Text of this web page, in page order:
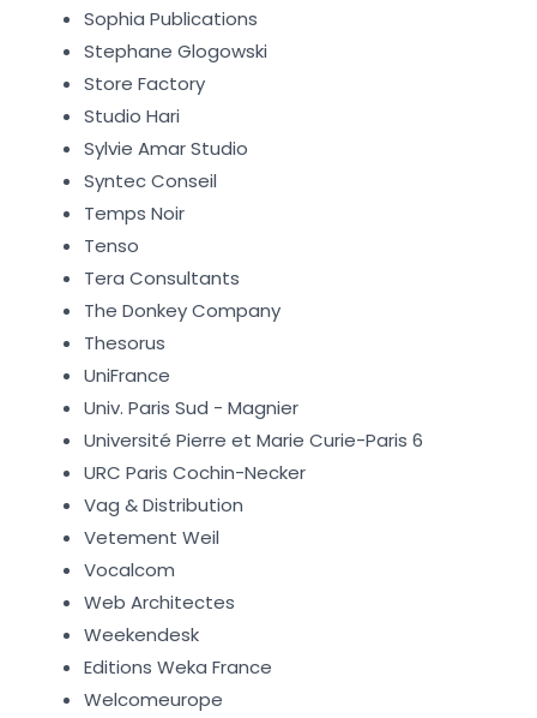
Sophia Publications
Stephane Glogowski
Store Factory
Studio Hari
Sylvie Amar Studio
Syntec Conseil
Temps Noir
Tenso
Tera Consultants
The Donkey Company
Thesorus
UniFrance
Univ. Paris Sud - Magnier
Université Pierre et Marie Curie-Paris 6
URC Paris Cochin-Necker
Vag & Distribution
Vetement Weil
Vocalcom
Web Architectes
Weekendesk
Editions Weka France
Welcomeurope